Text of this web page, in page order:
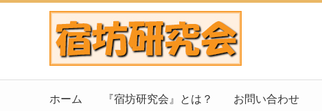
ホーム 『宿坊研究会』とは？ お問い合わせ